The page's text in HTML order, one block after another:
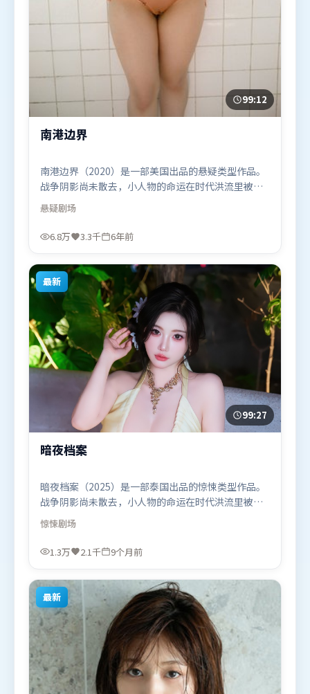
99:12
南港边界
南港边界（2020）是一部美国出品的悬疑类型作品。
战争阴影尚未散去，小人物的命运在时代洪流里被轻
轻托起又放下。高潮段落信息密度高，情绪释放与主
题回扣同时完成。由薛晓路执导，廖凡、黄渤、段奕
宏，孙艺珍、阿米尔·汗等联袂出演。影片于2020年
题材的观众观看。
悬疑剧场
6.8万 3.3千 6年前
最新
99:27
暗夜档案
暗夜档案（2025）是一部泰国出品的惊悚类型作品。
战争阴影尚未散去，小人物的命运在时代洪流里被轻
轻托起又放下。摄影与美术共同营造出强烈地域气
质，增强沉浸感。由薛晓路执导，迪皮卡·帕度柯
妮、艾米莉·布朗特、白宇，段奕宏等联袂出演。影
适合喜欢惊悚题材的观众观看。
惊悚剧场
1.3万 2.1千 9个月前
最新